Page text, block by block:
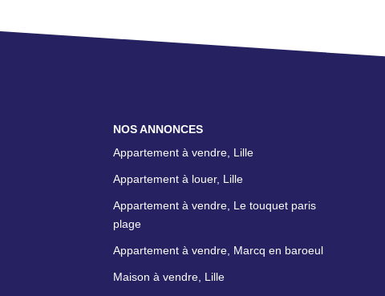
NOS ANNONCES
Appartement à vendre, Lille
Appartement à louer, Lille
Appartement à vendre, Le touquet paris
plage
Appartement à vendre, Marcq en baroeul
Maison à vendre, Lille